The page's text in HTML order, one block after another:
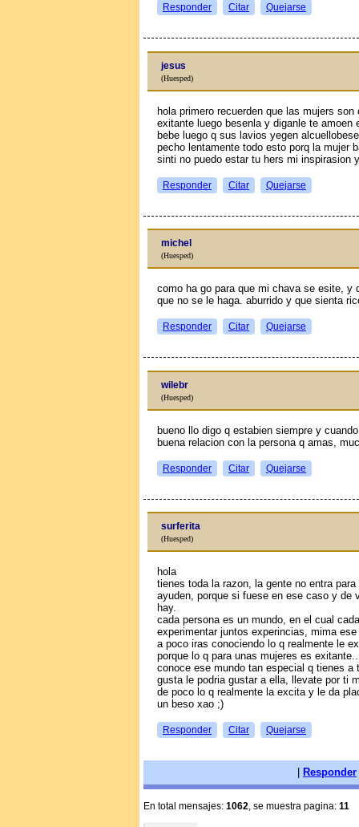
Responder Citar Quejarse
jesus
(Huesped)
hola primero recuerden que las mujers
exitante luego besenla y diganle te
bebe luego q sus lavios yegen
pecho lentamente todo esto porq la mujer
sinti no puedo estar tu hers mi inspirasion
Responder Citar Quejarse
michel
(Huesped)
como ha go para que mi chava se esite, y
que no se le haga. aburrido y que sienta
Responder Citar Quejarse
wilebr
(Huesped)
bueno llo digo q estabien siempre y
buena relacion con la persona q amas,
Responder Citar Quejarse
surferita
(Huesped)
hola
tienes toda la razon, la gente no entra
ayuden, porque si fuese en ese caso y de
hay.
cada persona es un mundo, en el cual
experimentar juntos experincias, mima
a poco iras conociendo lo q realmente le
porque lo q para unas mujeres es
conoce ese mundo tan especial q tienes
gusta le podria gustar a ella, llevate por ti
de poco lo q realmente la excita y le da
un beso xao ;)
Responder Citar Quejarse
Responder
En total mensajes: 1062, se muestra pagina: 11